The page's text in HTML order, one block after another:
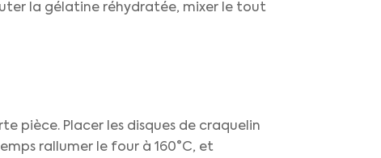
la gélatine réhydratée, mixer le tout
pièce. Placer les disques de craquelin
rallumer le four à 160°C, et